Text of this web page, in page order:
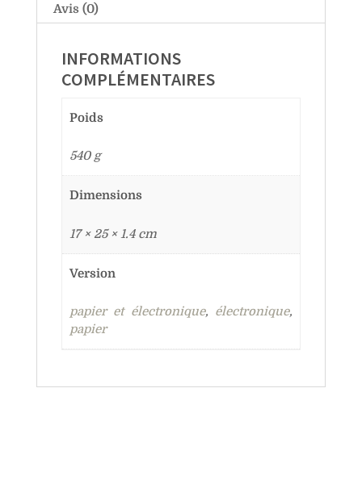
Avis (0)
INFORMATIONS
COMPLÉMENTAIRES
Poids
540 g
Dimensions
17 × 25 × 1.4 cm
Version
papier et électronique, électronique,
papier